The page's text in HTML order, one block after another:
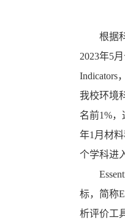
根据
2023年5
Indicators
我校环境
名前1%，
年1 月材料
个学科进
标，简称
析评价工